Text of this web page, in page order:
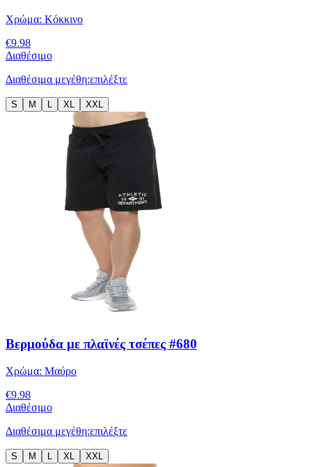
Χρώμα: Κόκκινο
€9.98
Διαθέσιμο
Διαθέσιμα μεγέθη:επιλέξτε
S M L XL XXL
Βερμούδα με πλαϊνές τσέπες #680
Χρώμα: Μαύρο
€9.98
Διαθέσιμο
Διαθέσιμα μεγέθη:επιλέξτε
S M L XL XXL